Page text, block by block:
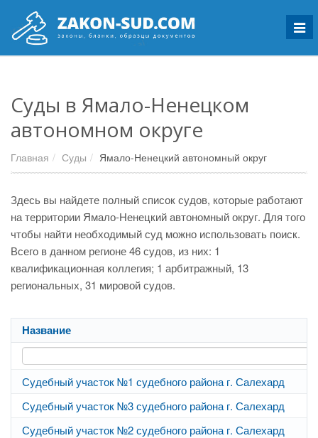
Суды в Ямало-Ненецком
автономном округе
Главная Суды Ямало-Ненецкий автономный округ
Здесь вы найдете полный список судов, которые работают
на территории Ямало-Ненецкий автономный округ. Для того
чтобы найти необходимый суд можно использовать поиск.
Всего в данном регионе 46 судов, из них: 1
квалификационная коллегия; 1 арбитражный, 13
региональных, 31 мировой судов.
Название
Судебный участок №1 судебного района г. Салехард
Судебный участок №3 судебного района г. Салехард
Судебный участок №2 судебного района г. Салехард